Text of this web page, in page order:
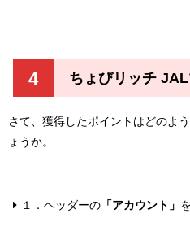
4 ちょびリッチ
さて、獲得したポイントはどのよ
ょうか。
１．ヘッダーの 「アカウント」